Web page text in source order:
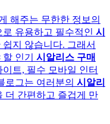
해주는 무한한 정보의
유용하고 필수적인 시
지 않습니다. 그래서
인기 시알리스 구매
트, 필수 모바일 인터
로그는 여러분의 시알리
더 간편하고 즐겁게 만